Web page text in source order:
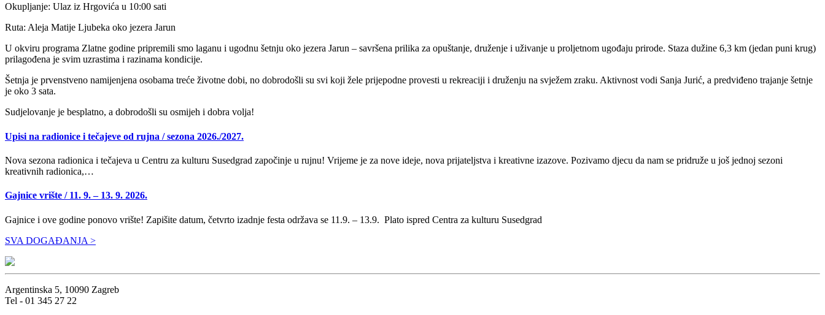
Okupljanje: Ulaz iz Hrgovića u 10:00 sati
Ruta: Aleja Matije Ljubeka oko jezera Jarun
U okviru programa Zlatne godine pripremili smo laganu i ugodnu šetnju oko jezera Jarun – savršena prilika za opuštanje, druženje i uživanje u proljetnom ugođaju prirode. Staza dužine 6,3 km (jedan puni krug)
prilagođena je svim uzrastima i razinama kondicije.
Šetnja je prvenstveno namijenjena osobama treće životne dobi, no dobrodošli su svi koji žele prijepodne provesti u rekreaciji i druženju na svježem zraku. Aktivnost vodi Sanja Jurić, a predviđeno trajanje šetnje
je oko 3 sata.
Sudjelovanje je besplatno, a dobrodošli su osmijeh i dobra volja!
Upisi na radionice i tečajeve od rujna / sezona 2026./2027.
Nova sezona radionica i tečajeva u Centru za kulturu Susedgrad započinje u rujnu! Vrijeme je za nove ideje, nova prijateljstva i kreativne izazove. Pozivamo djecu da nam se pridruže u još jednoj sezoni
kreativnih radionica,…
Gajnice vrište / 11. 9. – 13. 9. 2026.
Gajnice i ove godine ponovo vrište! Zapišite datum, četvrto izadnje festa održava se 11.9. – 13.9. Plato ispred Centra za kulturu Susedgrad
SVA DOGAĐANJA >
Argentinska 5, 10090 Zagreb
Tel - 01 345 27 22